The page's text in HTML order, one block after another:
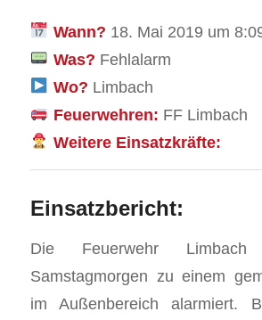
Wann? 18. Mai 2019 um
Was? Fehlalarm
Wo? Limbach
Feuerwehren: FF Limbach
Weitere Einsatzkräfte:
Einsatzbericht:
Die Feuerwehr
Samstagmorgen zu einem
im Außenbereich alarmiert.